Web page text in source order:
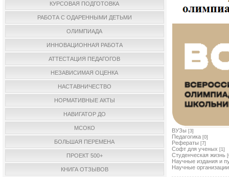
КУРСОВАЯ ПОДГОТОВКА
РАБОТА С ОДАРЕННЫМИ ДЕТЬМИ
ОЛИМПИАДА
ИННОВАЦИОННАЯ РАБОТА
АТТЕСТАЦИЯ ПЕДАГОГОВ
НЕЗАВИСИМАЯ ОЦЕНКА
НАСТАВНИЧЕСТВО
НОРМАТИВНЫЕ АКТЫ
НАВИГАТОР ДО
МСОКО
БОЛЬШАЯ ПЕРЕМЕНА
ПРОЕКТ 500+
КНИГА ОТЗЫВОВ
ВУЗы [3]
Педагогика [0]
Рефераты [7]
Софт для ученых [1]
Студенческая жизнь
Научные издания и
Научные организации